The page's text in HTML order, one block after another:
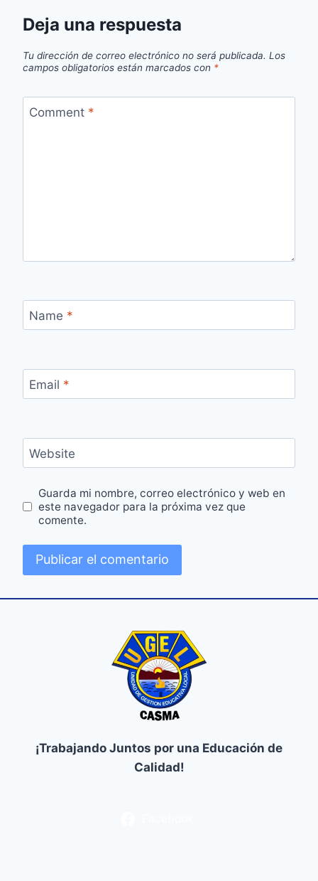
Deja una respuesta
Tu dirección de correo electrónico no será publicada. Los
campos obligatorios están marcados con *
Comment *
Name *
Email *
Website
Guarda mi nombre, correo electrónico y web en
este navegador para la próxima vez que
comente.
¡Trabajando Juntos por una Educación de
Calidad!